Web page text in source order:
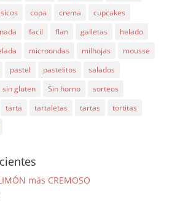
copa crema
cupcakes
facil flan galletas
helado
microondas milhojas
mousse
pastel pastelitos
salados
sin gluten Sin horno
sorteos
tarta tartaletas tartas
tortitas
más CREMOSO